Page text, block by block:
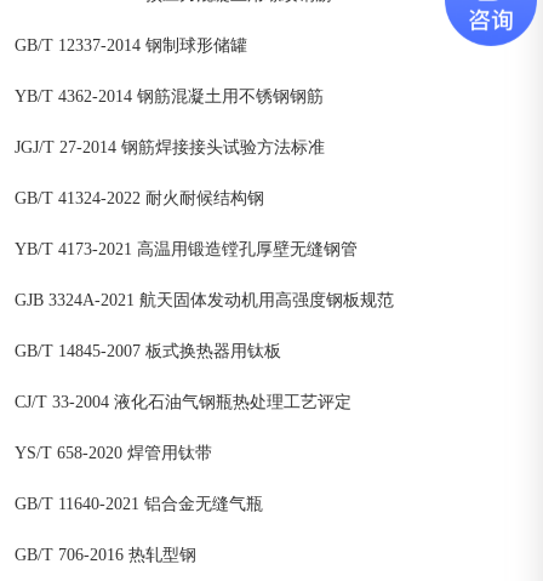
GB/T 12337-2014 钢制球形储罐
YB/T 4362-2014 钢筋混凝土用不锈钢钢筋
JGJ/T 27-2014 钢筋焊接接头试验方法标准
GB/T 41324-2022 耐火耐候结构钢
YB/T 4173-2021 高温用锻造镗孔厚壁无缝钢管
GJB 3324A-2021 航天固体发动机用高强度钢板规范
GB/T 14845-2007 板式换热器用钛板
CJ/T 33-2004 液化石油气钢瓶热处理工艺评定
YS/T 658-2020 焊管用钛带
GB/T 11640-2021 铝合金无缝气瓶
GB/T 706-2016 热轧型钢